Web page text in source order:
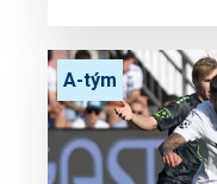
A-tým